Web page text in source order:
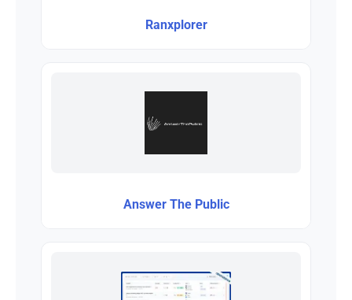
Ranxplorer
Answer The Public